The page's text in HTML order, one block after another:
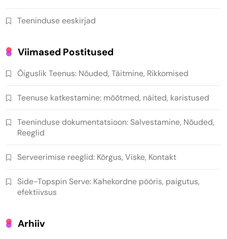
Teeninduse eeskirjad
Viimased Postitused
Õiguslik Teenus: Nõuded, Täitmine, Rikkomised
Teenuse katkestamine: mõõtmed, näited, karistused
Teeninduse dokumentatsioon: Salvestamine, Nõuded,
Reeglid
Serveerimise reeglid: Kõrgus, Viske, Kontakt
Side-Topspin Serve: Kahekordne pööris, paigutus,
efektiivsus
Arhiiv